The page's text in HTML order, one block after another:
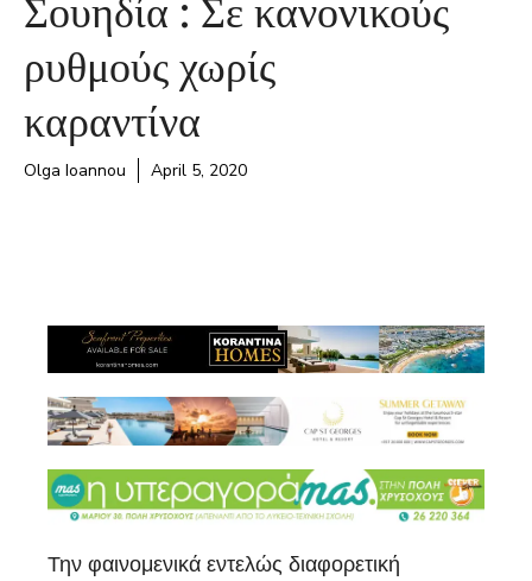
ρυθμούς χωρίς
καραντίνα
Olga Ioannou April 5, 2020
Την φαινομενικά εντελώς διαφορετική